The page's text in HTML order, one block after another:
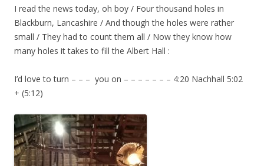
I read the news today, oh boy / Four thousand holes in
Blackburn, Lancashire / And though the holes were rather
small / They had to count them all / Now they know how
many holes it takes to fill the Albert Hall :
I’d love to turn – – – you on – – – – – – – 4:20 Nachhall 5:02
+ (5:12)